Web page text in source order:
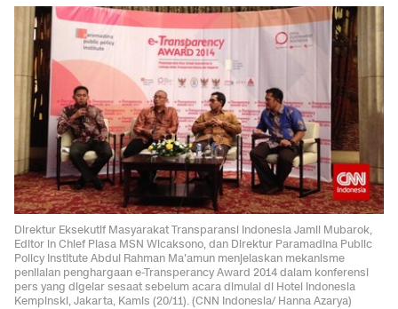
Direktur Eksekutif Masyarakat Transparansi Indonesia Jamil Mubarok,
Editor in Chief Plasa MSN Wicaksono, dan Direktur Paramadina Public
Policy Institute Abdul Rahman Ma'amun menjelaskan mekanisme
penilaian penghargaan e-Transperancy Award 2014 dalam konferensi
pers yang digelar sesaat sebelum acara dimulai di Hotel Indonesia
Kempinski, Jakarta, Kamis (20/11). (CNN Indonesia/ Hanna Azarya)